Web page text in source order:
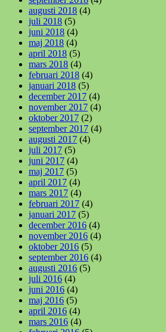
augusti 2018 (4)
juli 2018 (5)
juni 2018 (4)
maj 2018 (4)
april 2018 (5)
mars 2018 (4)
februari 2018 (4)
januari 2018 (5)
december 2017 (4)
november 2017 (4)
oktober 2017 (2)
september 2017 (4)
augusti 2017 (4)
juli 2017 (5)
juni 2017 (4)
maj 2017 (5)
april 2017 (4)
mars 2017 (4)
februari 2017 (4)
januari 2017 (5)
december 2016 (4)
november 2016 (4)
oktober 2016 (5)
september 2016 (4)
augusti 2016 (5)
juli 2016 (4)
juni 2016 (4)
maj 2016 (5)
april 2016 (4)
mars 2016 (4)